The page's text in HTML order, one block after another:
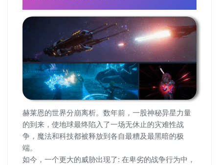
赫莱恩的世界分崩离析。数年前，一股神秘异星力量
的到来，使地球最终陷入了一场无休止的灾难性战
争，魔法和科技都被释放到各自最糟及最黑暗的极
端。
如今，一个更大的威胁出现了: 在卑劣的战争行为中，